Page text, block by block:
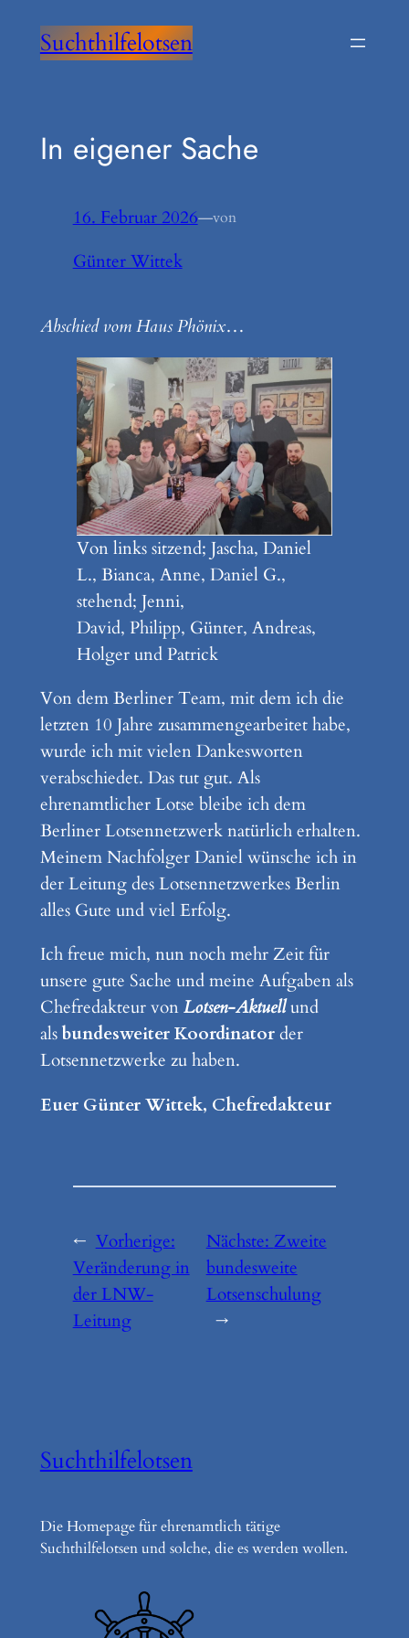
InhaltSuchthilfelotsen
In eigener Sache
16. Februar 2026—von
Günter Wittek
Abschied vom Haus Phönix…
Von links sitzend; Jascha, Daniel
L., Bianca, Anne, Daniel G.,
stehend; Jenni,
David, Philipp, Günter, Andreas,
Holger und Patrick
Von dem Berliner Team, mit dem ich die
letzten 10 Jahre zusammengearbeitet habe,
wurde ich mit vielen Dankesworten
verabschiedet. Das tut gut. Als
ehrenamtlicher Lotse bleibe ich dem
Berliner Lotsennetzwerk natürlich erhalten.
Meinem Nachfolger Daniel wünsche ich in
der Leitung des Lotsennetzwerkes Berlin
alles Gute und viel Erfolg.
Ich freue mich, nun noch mehr Zeit für
unsere gute Sache und meine Aufgaben als
Chefredakteur vonLotsen-Aktuellund
alsbundesweiter Koordinatorder
Lotsennetzwerke zu haben.
Euer Günter Wittek, Chefredakteur
← Vorherige:
Veränderung in
der LNW-
Leitung
Nächste: Zweite
bundesweite
Lotsenschulung
→
Suchthilfelotsen
Die Homepage für ehrenamtlich tätige
Suchthilfelotsen und solche, die es werden wollen.